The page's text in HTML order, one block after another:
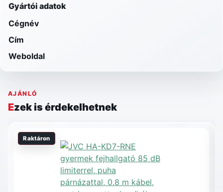
Gyártói adatok
Cégnév
Cím
Weboldal
AJÁNLÓ
Ezek is érdekelhetnek
Raktáron